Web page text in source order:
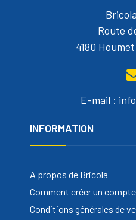
Route
4180
E-mail :
INFORMATION
A propos de Bricola
Comment créer un
Conditions générales de